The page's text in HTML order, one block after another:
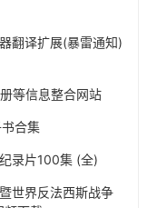
翻译扩展(暴雷通知)
等信息整合网站
合集
录片100集 (全)
世界反法西斯战争